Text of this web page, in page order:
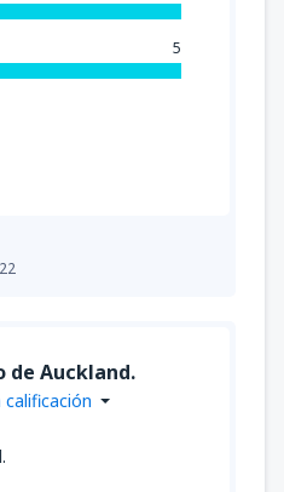
5
de Auckland.